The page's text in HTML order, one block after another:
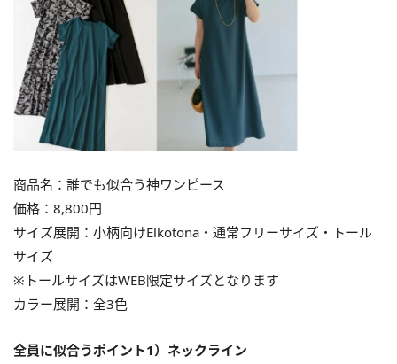
商品名：誰でも似合う神ワンピース
価格：8,800円
サイズ展開：小柄向けElkotona・通常フリーサイズ・トール
サイズ
※トールサイズはWEB限定サイズとなります
カラー展開：全3色
全員に似合うポイント1）ネックライン